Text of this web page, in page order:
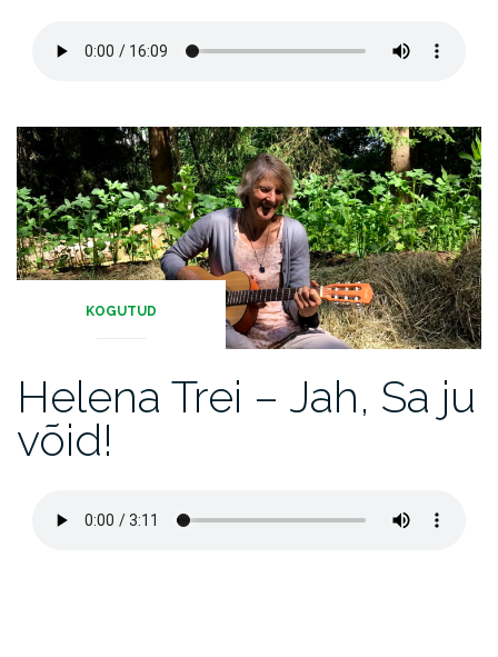
KOGUTUD
Helena Trei – Jah, Sa ju
võid!